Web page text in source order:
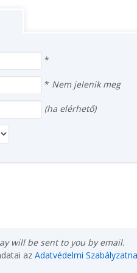
*
* Nem jelenik meg
(ha elérhető)
will be sent to you by email.
az Adatvédelmi